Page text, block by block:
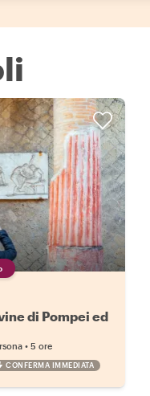
di Pompei ed
•5 ore
CONFERMA IMMEDIATA